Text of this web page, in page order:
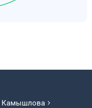
Камышлова